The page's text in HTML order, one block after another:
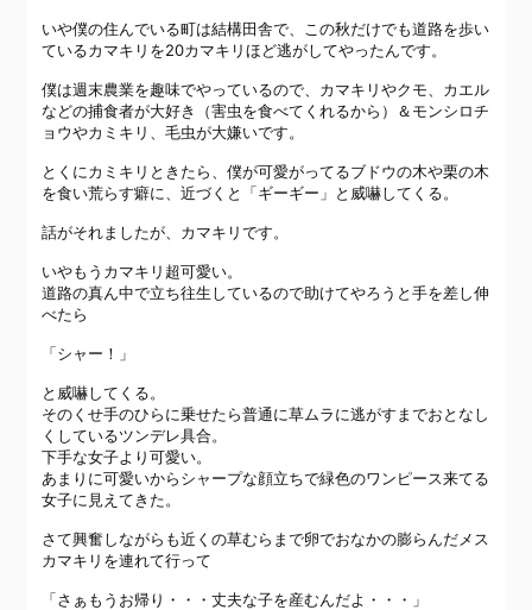
いや僕の住んでいる町は結構田舎で、この秋だけでも道路を歩い
ているカマキリを20カマキリほど逃がしてやったんです。
僕は週末農業を趣味でやっているので、カマキリやクモ、カエル
などの捕食者が大好き
（害虫を食べてくれるから）
＆モンシロチ
ョウやカミキリ、毛虫が大嫌いです。
とくにカミキリときたら、僕が可愛がってるブドウの木や栗の木
を食い荒らす癖に、近づくと「ギーギー」と威嚇してくる。
話がそれましたが、カマキリです。
いやもうカマキリ超可愛い。
道路の真ん中で立ち往生しているので助けてやろうと手を差し伸
べたら
「シャー！」
と威嚇してくる。
そのくせ手のひらに乗せたら普通に草ムラに逃がすまでおとなし
くしているツンデレ具合。
下手な女子より可愛い。
あまりに可愛いからシャープな顔立ちで緑色のワンピース来てる
女子に見えてきた。
さて興奮しながらも近くの草むらまで卵でおなかの膨らんだメス
カマキリを連れて行って
「さぁもうお帰り・・・丈夫な子を産むんだよ・・・」